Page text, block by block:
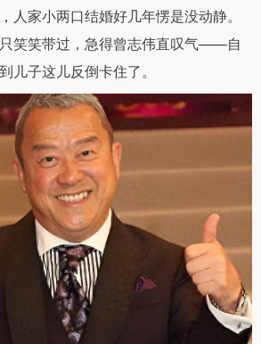
人家小两口结婚好几年愣是没动静。
笑笑带过，急得曾志伟直叹气——自
儿子这儿反倒卡住了。